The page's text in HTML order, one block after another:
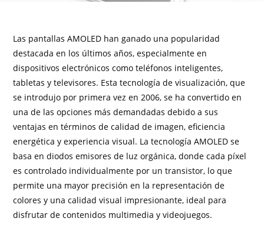
Las pantallas AMOLED han ganado una popularidad
destacada en los últimos años, especialmente en
dispositivos electrónicos como teléfonos inteligentes,
tabletas y televisores. Esta tecnología de visualización, que
se introdujo por primera vez en 2006, se ha convertido en
una de las opciones más demandadas debido a sus
ventajas en términos de calidad de imagen, eficiencia
energética y experiencia visual. La tecnología AMOLED se
basa en diodos emisores de luz orgánica, donde cada píxel
es controlado individualmente por un transistor, lo que
permite una mayor precisión en la representación de
colores y una calidad visual impresionante, ideal para
disfrutar de contenidos multimedia y videojuegos.